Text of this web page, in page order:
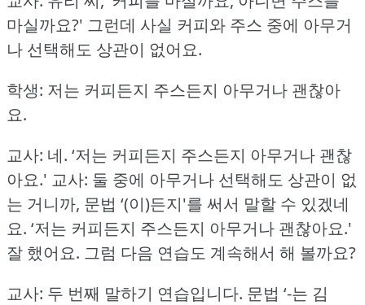
마실까요?' 그런데 사실 커피와 주스 중에 아무거
나 선택해도 상관이 없어요.
학생: 저는 커피든지 주스든지 아무거나 괜찮아
요.
교사: 네. ‘저는 커피든지 주스든지 아무거나 괜찮
아요.' 교사: 둘 중에 아무거나 선택해도 상관이 없
는 거니까, 문법 ‘(이)든지'를 써서 말할 수 있겠네
요. ‘저는 커피든지 주스든지 아무거나 괜찮아요.'
잘 했어요. 그럼 다음 연습도 계속해서 해 볼까요?
교사: 두 번째 말하기 연습입니다. 문법 ‘-는 김